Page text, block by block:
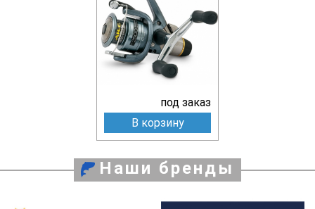
под заказ
В корзину
Наши бренды